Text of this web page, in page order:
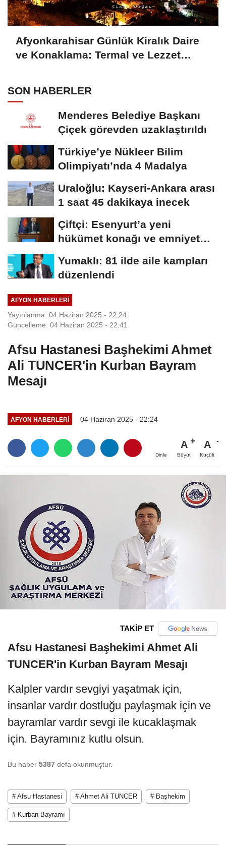
Afyonkarahisar Günlük Kiralık Daire
ve Konaklama: Termal ve Lezzet
SON HABERLER
Menderes Belediye Başkanı
Çiçek görevden uzaklaştırıldı
Türkiye’ye Nükleer Bilim
Olimpiyatı’nda 4 Madalya
Uraloğlu: Kayseri-Ankara arası
1 saat 45 dakikaya inecek
Çiftçi: Esenyurt’a yeni
hükümet konağı ve emniyet
Yumaklı: 81 ilde aile kampları
düzenlendi
AFYON HABERLERİ
Yayınlanma: 04 Haziran 2025 - 22:24
Güncelleme: 04 Haziran 2025 - 22:41
Afsu Hastanesi Başhekimi Ahmet
Ali TUNCER'in Kurban Bayram
Mesajı
AFYON HABERLERİ 04 Haziran 2025 - 22:24
Dinle
A
Büyüt
A
Küçült
TAKİP ET
Afsu Hastanesi Başhekimi Ahmet Ali
TUNCER'in Kurban Bayram Mesajı
Kalpler vardır sevgiyi yaşatmak için,
insanlar vardır dostluğu paylaşmak için ve
bayramlar vardır sevgi ile kucaklaşmak
için. Bayramınız kutlu olsun.
Bu haber 5387 defa okunmuştur.
# Afsu Hastanesi # Ahmet Ali TUNCER # Başhekim
# Kurban Bayramı